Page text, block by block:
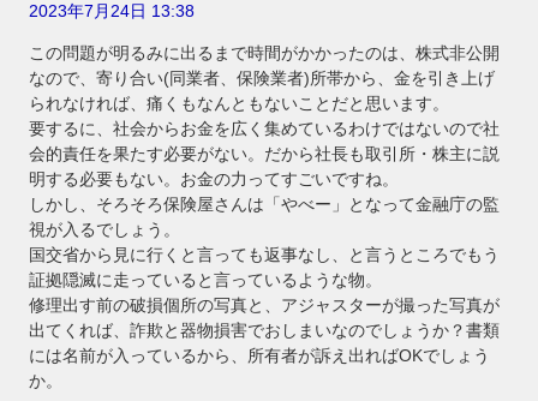
2023年7月24日 13:38
この問題が明るみに出るまで時間がかかったのは、株式非公開
なので、寄り合い(同業者、保険業者)所帯から、金を引き上げ
られなければ、痛くもなんともないことだと思います。
要するに、社会からお金を広く集めているわけではないので社
会的責任を果たす必要がない。だから社長も取引所・株主に説
明する必要もない。お金の力ってすごいですね。
しかし、そろそろ保険屋さんは「やべー」となって金融庁の監
視が入るでしょう。
国交省から見に行くと言っても返事なし、と言うところでもう
証拠隠滅に走っていると言っているような物。
修理出す前の破損個所の写真と、アジャスターが撮った写真が
出てくれば、詐欺と器物損害でおしまいなのでしょうか？書類
には名前が入っているから、所有者が訴え出ればOKでしょう
か。